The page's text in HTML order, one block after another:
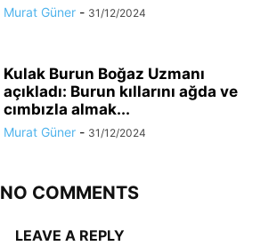
Murat Güner - 31/12/2024
Kulak Burun Boğaz Uzmanı
açıkladı: Burun kıllarını ağda ve
cımbızla almak...
Murat Güner - 31/12/2024
NO COMMENTS
LEAVE A REPLY